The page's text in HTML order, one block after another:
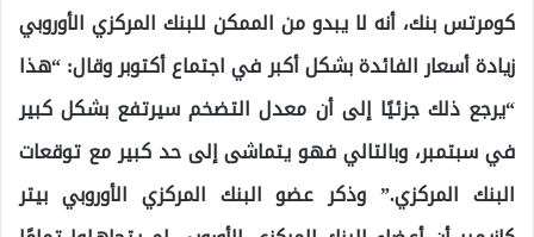
كومرتس بنك، أنه لا يبدو من الممكن للبنك المركزي الأوروبي
زيادة أسعار الفائدة بشكل أكبر في اجتماع أكتوبر وقال: “هذا
“يرجع ذلك جزئيًا إلى أن معدل التضخم سيرتفع بشكل كبير
في سبتمبر، وبالتالي فهو يتماشى إلى حد كبير مع توقعات
البنك المركزي.” وذكر عضو البنك المركزي الأوروبي بيتر